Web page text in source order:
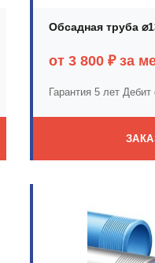
Обсадная труба
от 3 800 ₽ за
Гарантия 5 лет Дебит